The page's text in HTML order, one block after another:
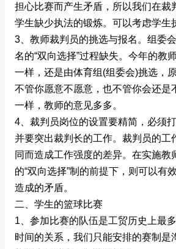
担心比赛而产生矛盾，所以我们在裁
学生缺少执法的锻炼。可以考虑学生
3、教师裁判员的挑选与报名。组委
名的“双向选择”过程缺失。今年的教
一样，还是由体育组(组委会)挑选，
不管你愿意不愿意，也不管你会还是
一样，教师的意见多多。
4、裁判员岗位的设置要精简，必须
并要突出裁判长的工作。裁判员的工
同而造成工作强度的差异。在实施教
的“双向选择”制的前提下，则可以有
造成的矛盾。
二、学生的篮球比赛
1、参加比赛的队伍是工贸历史上最
时间的关系，我们只能安排的赛制是